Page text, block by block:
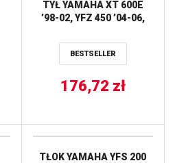
TYŁ YAMAHA XT 600E
’98-02, YFZ 450 ’04-06,
YFM 250 RAPTOR ’08-13
TOURMAX
BESTSELLER
176,72 zł
TŁOK YAMAHA YFS 200